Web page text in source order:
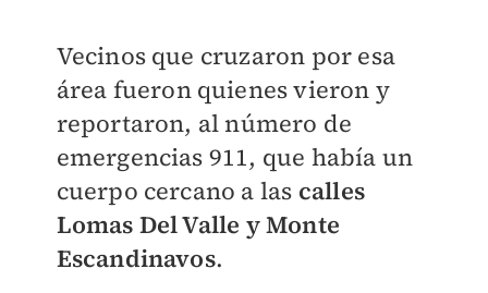
Vecinos que cruzaron por esa
área fueron quienes vieron y
reportaron, al número de
emergencias 911, que había un
cuerpo cercano a las calles
Lomas Del Valle y Monte
Escandinavos.